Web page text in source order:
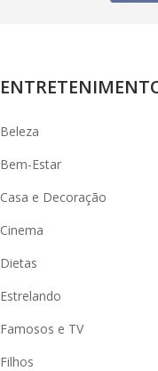
Beleza
Bem-Estar
Casa e Decoração
Cinema
Dietas
Estrelando
Famosos e TV
Filhos